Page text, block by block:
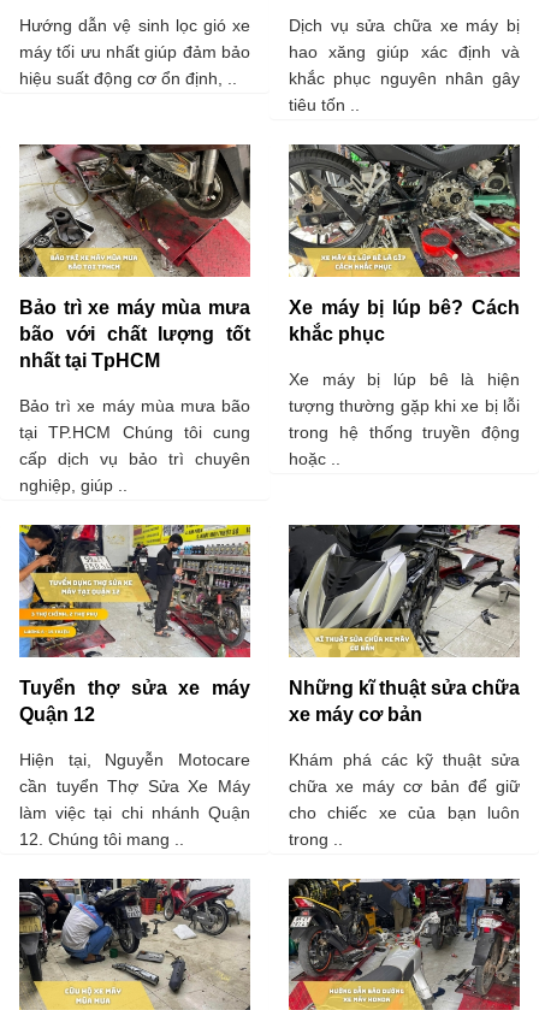
Hướng dẫn vệ sinh lọc gió xe
máy tối ưu nhất giúp đảm bảo
hiệu suất động cơ ổn định, ..
Dịch vụ sửa chữa xe máy bị
hao xăng giúp xác định và
khắc phục nguyên nhân gây
tiêu tốn ..
Bảo trì xe máy mùa mưa
bão với chất lượng tốt
nhất tại TpHCM
Bảo trì xe máy mùa mưa bão
tại TP.HCM Chúng tôi cung
cấp dịch vụ bảo trì chuyên
nghiệp, giúp ..
Xe máy bị lúp bê? Cách
khắc phục
Xe máy bị lúp bê là hiện
tượng thường gặp khi xe bị lỗi
trong hệ thống truyền động
hoặc ..
Tuyển thợ sửa xe máy
Quận 12
Hiện tại, Nguyễn Motocare
cần tuyển Thợ Sửa Xe Máy
làm việc tại chi nhánh Quận
12. Chúng tôi mang ..
Những kĩ thuật sửa chữa
xe máy cơ bản
Khám phá các kỹ thuật sửa
chữa xe máy cơ bản để giữ
cho chiếc xe của bạn luôn
trong ..